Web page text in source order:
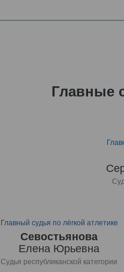
Главные
Главный судья по лёгкой атлетике
Севостьянова
Елена Юрьевна
Судья республиканской категории